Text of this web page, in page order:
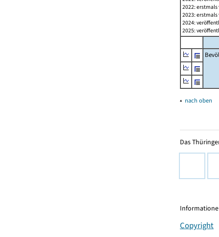
2022:
2023:
2024:
2025:
▴ nach oben
Das
Copyright